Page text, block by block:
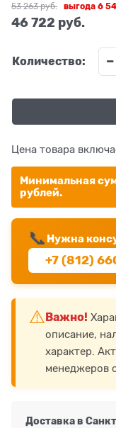
53 263 руб.
46 722 руб.
выгода6
Количество:
Цена товара
Минимальная
рублей.
📞 Нужна
+7 (812)
⚠️ Важно!
описание,
характер.
менеджеров
Доставка в